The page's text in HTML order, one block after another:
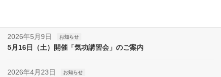
2026年5月9日 お知らせ
5月16日（土）開催「気功講習会」のご案内
2026年4月23日 お知らせ